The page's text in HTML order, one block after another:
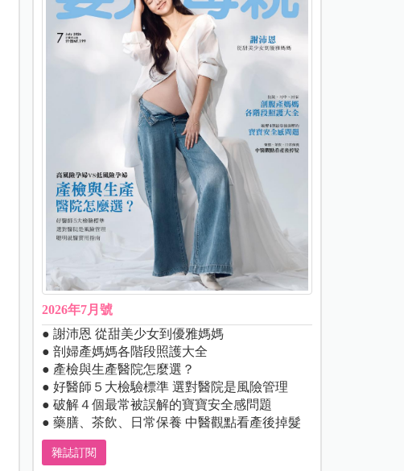
2026年7月號
● 謝沛恩 從甜美少女到優雅媽媽
● 剖婦產媽媽各階段照護大全
● 產檢與生產醫院怎麼選？
● 好醫師５大檢驗標準 選對醫院是風險管理
● 破解４個最常被誤解的寶寶安全感問題
● 藥膳、茶飲、日常保養 中醫觀點看產後掉髮
雜誌訂閱